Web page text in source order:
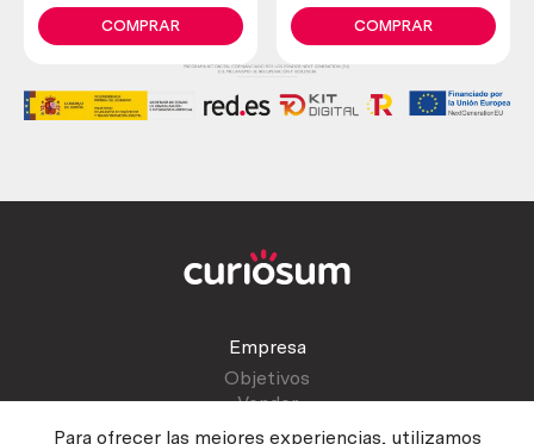
Para ofrecer las mejores experiencias, utilizamos
COMPRAR COMPRAR
Empresa
Objetivos
Vender